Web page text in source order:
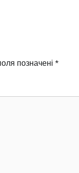
позначені *